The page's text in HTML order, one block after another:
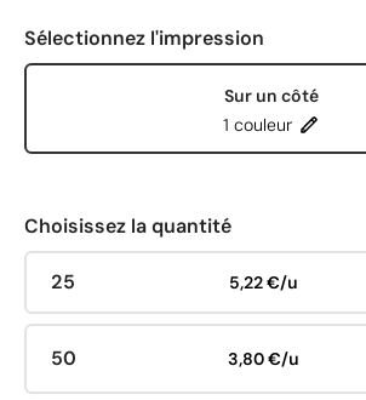
Sélectionnez l'impression
Sur un côté
1 couleur
Choisissez la quantité
25 5,22 €/u
50 3,80 €/u